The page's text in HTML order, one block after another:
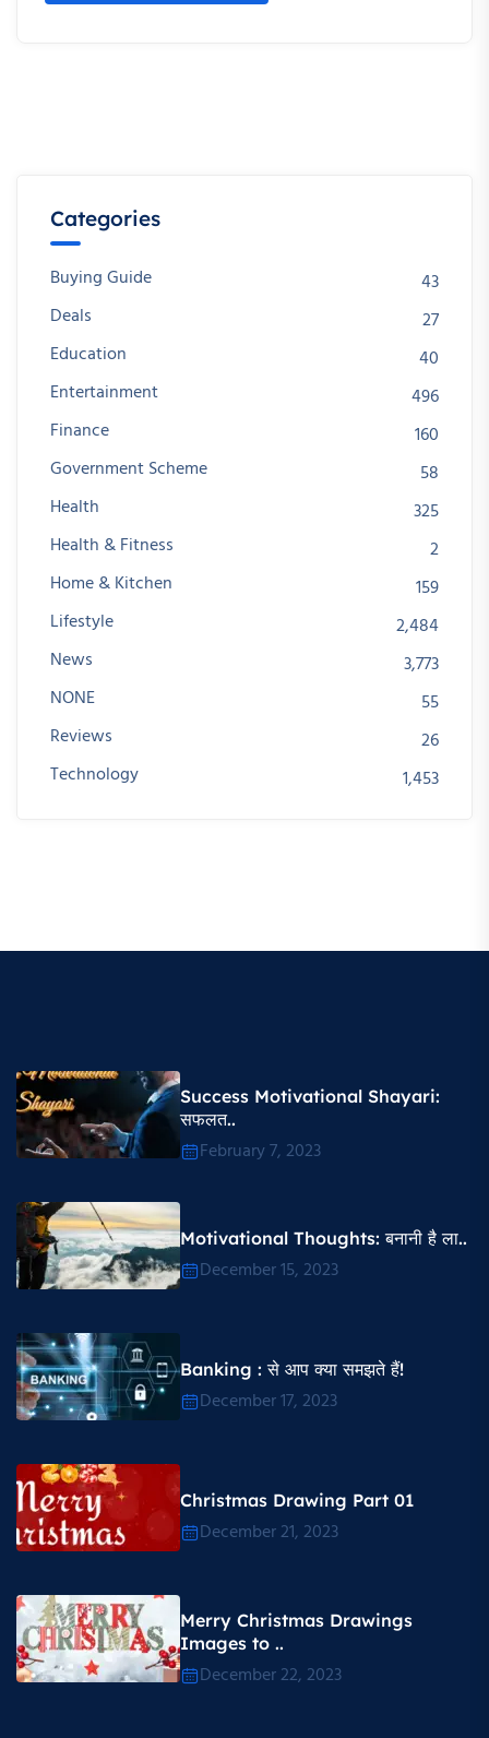
Categories
Buying Guide
43
Deals
27
Education
40
Entertainment
496
Finance
160
Government Scheme
58
Health
325
Health & Fitness
2
Home & Kitchen
159
Lifestyle
2,484
News
3,773
NONE
55
Reviews
26
Technology
1,453
Success Motivational Shayari​:
सफलत..
February 7, 2023
Motivational Thoughts​: बनानी है ला..
December 15, 2023
Banking : से आप क्या समझते हैं!
December 17, 2023
Christmas Drawing Part 01
December 21, 2023
Merry Christmas Drawings
Images to ..
December 22, 2023